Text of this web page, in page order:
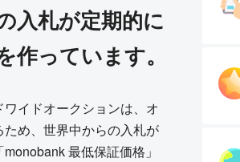
入札が定期的に
作っています。
ワイドオークションは、オ
め、世界中からの入札が
最低保証価格」